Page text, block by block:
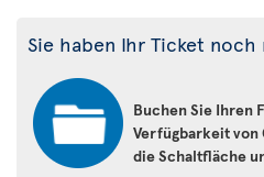
Sie haben Ihr Ticket
Buchen Sie Ihren
Verfügbarkeit von
die Schaltfläche